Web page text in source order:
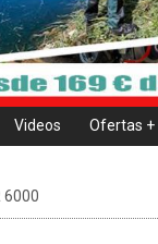
Videos Ofertas +
6000